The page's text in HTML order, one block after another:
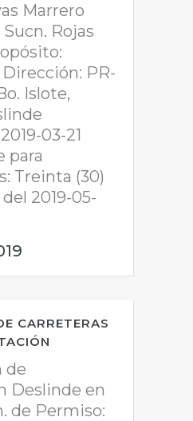
Marrero
Rojas
PR-
Islote,
03-21
para
Treinta (30)
2019-05-
CARRETERAS
de
Deslinde en
de Permiso: